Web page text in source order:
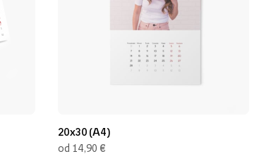
20x30 (A4)
od 14,90 €